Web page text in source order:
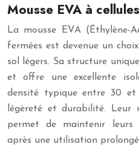
Mousse EVA à
La mousse EVA (Éthylène-
fermées est devenue un
sol légers. Sa structure
et offre une excellente
densité typique entre 30
légèreté et durabilité. Leur
permet de maintenir leurs
après une utilisation